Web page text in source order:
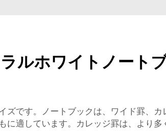
ルホワイトノート
です。ノートブックは、ワイド罫、カ
適しています。カレッジ罫は、より多